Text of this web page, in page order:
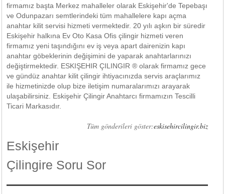
firmamız başta Merkez mahalleler olarak Eskişehir'de Tepebaşı
ve Odunpazarı semtlerindeki tüm mahallelere kapı açma
anahtar kilit servisi hizmeti vermektedir. 20 yılı aşkın bir süredir
Eskişehir halkına Ev Oto Kasa Ofis çilingir hizmeti veren
firmamız yeni taşındığını ev iş veya apart dairenizin kapı
anahtar göbeklerinin değişimini de yaparak anahtarlarınızı
değiştirmektedir. ESKIŞEHIR ÇILINGIR ® olarak firmamız gece
ve gündüz anahtar kilit çilingir ihtiyacınızda servis araçlarımız
ile hizmetinizde olup bize iletişim numaralarımızı arayarak
ulaşabilirsiniz. Eskişehir Çilingir Anahtarcı firmamızın Tescilli
Ticari Markasıdır.
Tüm gönderileri göster:eskisehircilingir.biz
Eskişehir
Çilingire Soru Sor